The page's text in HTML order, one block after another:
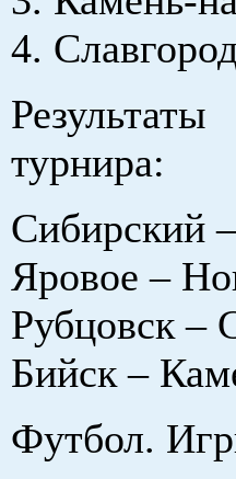
4.
турнира:
Сибирский
Яровое –
Рубцовск –
Бийск –
Футбол.